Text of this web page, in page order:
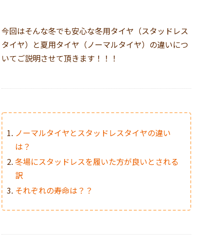
今回はそんな冬でも安心な冬用タイヤ（スタッドレス
タイヤ）と夏用タイヤ（ノーマルタイヤ）の違いにつ
いてご説明させて頂きます！！！
ノーマルタイヤとスタッドレスタイヤの違い
は？
冬場にスタッドレスを履いた方が良いとされる
訳
それぞれの寿命は？？